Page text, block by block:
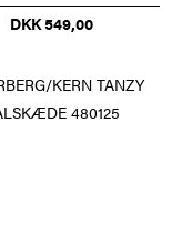
DKK 549,00